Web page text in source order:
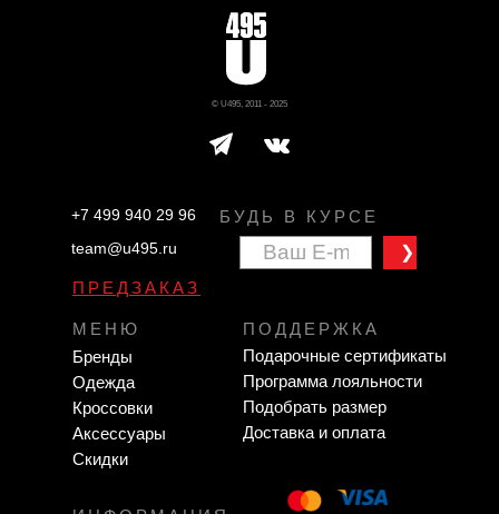
❯
© U495, 2011 - 2025
ПОДДЕРЖКА
МЕНЮ
Подарочные сертификаты
Программа лояльности
Подобрать размер
Доставка и оплата
Бренды
Одежда
Кроссовки
Аксессуары
Скидки
team@u495.ru
+7 499 940 29 96 БУДЬ В КУРСЕ
ПРЕДЗАКАЗ